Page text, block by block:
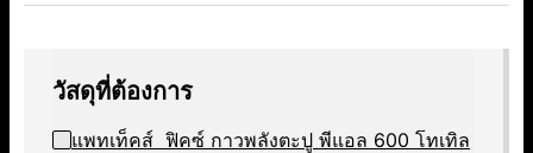
วัสดุที่ต้องการ
แพทเท็คส์ ฟิคซ์ กาวพลังตะปู พีแอล 600 โทเทิล